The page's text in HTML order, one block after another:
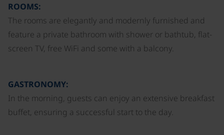
ROOMS:
The rooms are elegantly and modernly furnished and
feature a private bathroom with shower or bathtub, flat-
screen TV, free WiFi and some with a balcony.
GASTRONOMY:
In the morning, guests can enjoy an extensive breakfast
buffet, ensuring a successful start to the day.